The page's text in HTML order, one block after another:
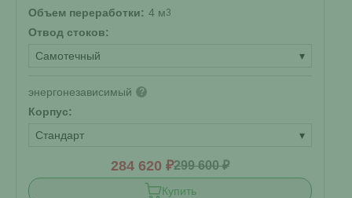
Объем переработки: 4 м3
Отвод стоков:
Самотечный
▾
энергонезависимый ?
Корпус:
Стандарт
▾
284 620 ₽299 600 ₽
Купить